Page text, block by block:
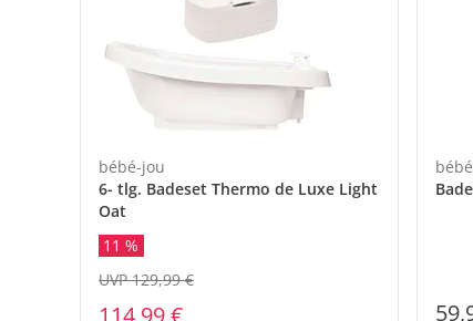
bébé-jou
6- tlg. Badeset Thermo de Luxe Light
Oat
11 %
114,99 €
UVP 129,99 €